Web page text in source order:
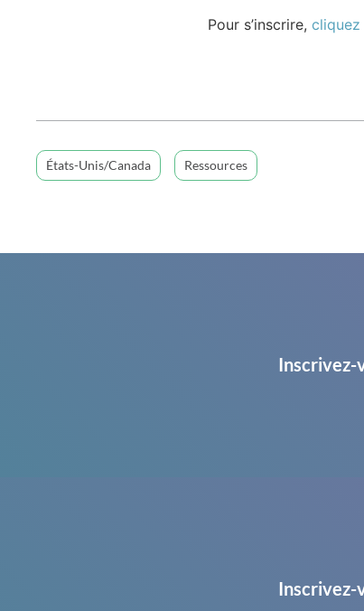
Pour s’inscrire,
États-Unis/Canada Ressources
Inscrivez-
Inscrivez-